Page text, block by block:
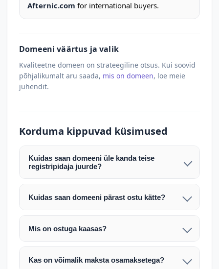
Afternic.com for international buyers.
Domeeni väärtus ja valik
Kvaliteetne domeen on strateegiline otsus. Kui soovid
põhjalikumalt aru saada, mis on domeen, loe meie
juhendit.
Korduma kippuvad küsimused
Kuidas saan domeeni üle kanda teise
registripidaja juurde?
Pärast makse laekumist edastame teile domeeni
AUTH (EPP) koodi. Selle abil saate domeeni üle
Domeeni ülekandmine toimub registripidajate
tööpäeva. Täpsemad juhised saadetakse teile e-
posti teel pärast tehingu kinnitamist.
Kuidas saan domeeni pärast ostu kätte?
Pärast ostu vormistamist väljastame arve.
Maksekinnituse järel edastame teile domeeni
enda valitud registripidaja juurde.
Mis on ostuga kaasas?
Ostuga kaasas on domeeninime omandiõigus.
Veebimajutust ja e-posti teenuseid tuleb tellida
Kas on võimalik maksta osamaksetega?